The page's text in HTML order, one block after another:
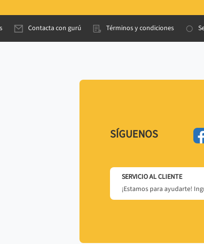
Contacta con gurú Términos y condiciones
SÍGUENOS
SERVICIO AL CLIENTE
¡Estamos para ayudarte!